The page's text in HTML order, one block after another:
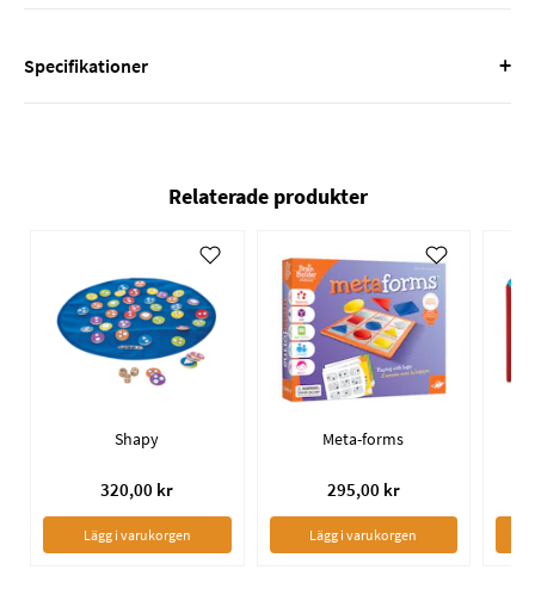
Specifikationer +
Relaterade produkter
Shapy
320,00 kr
Lägg i varukorgen
Meta-forms
295,00 kr
Lägg i varukorgen